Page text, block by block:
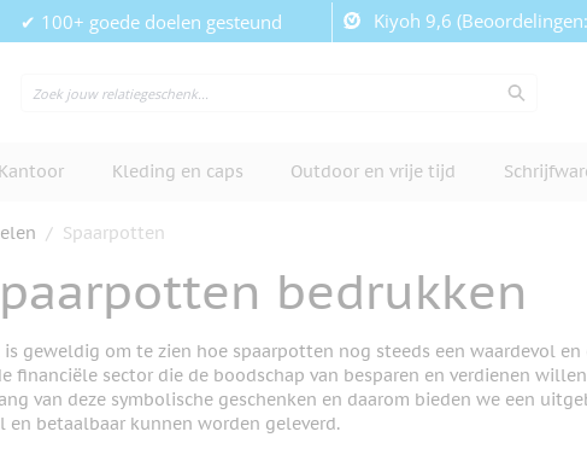
✔ 100+ goede doelen gesteund Kiyoh 9,6
Kantoor Kleding en caps Outdoor en vrije tijd
/ Spaarpotten
bedrukken
is geweldig om te zien hoe spaarpotten nog steeds een waardevol
financiële sector die de boodschap van besparen en verdienen
van deze symbolische geschenken en daarom bieden we een
en betaalbaar kunnen worden geleverd.